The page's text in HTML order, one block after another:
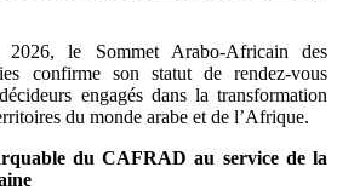
le Sommet Arabo-Africain des
confirme son statut de rendez-vous
engagés dans la transformation
du monde arabe et de l’Afrique.
du CAFRAD au service de la